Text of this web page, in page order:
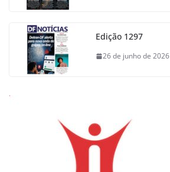
Edição 1297
26 de junho de 2026